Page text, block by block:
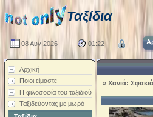
Ταξίδια
08 Αυγ 2026 01:22
Αρχική
Ποιοι είμαστε
Η φιλοσοφία του ταξιδιού
Ταξιδεύοντας με μωρό
» Χανιά: